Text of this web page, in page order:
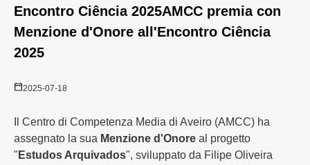
Encontro Ciência 2025AMCC premia con
Menzione d'Onore all'Encontro Ciência
2025
2025-07-18
Il Centro di Competenza Media di Aveiro (AMCC) ha
assegnato la sua Menzione d'Onore al progetto
" Estudos Arquivados", sviluppato da Filipe Oliveira